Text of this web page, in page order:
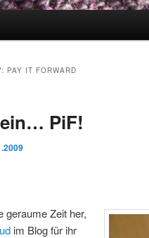
PAY IT FORWARD
PiF!
geraume Zeit her,
im Blog für ihr